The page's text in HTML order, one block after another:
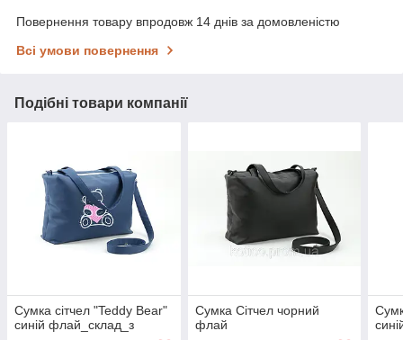
Повернення товару впродовж 14 днів за домовленістю
Всі умови повернення
Подібні товари компанії
Сумка сітчел "Teddy Bear"
синій флай_склад_з
Сумка Сітчел чорний
флай